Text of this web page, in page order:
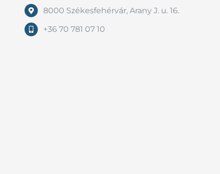
8000 Székesfehérvár, Arany J. u. 16.
+36 70 781 07 10